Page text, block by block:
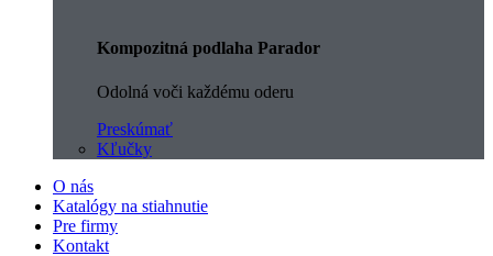
Kompozitná podlaha Parador
Odolná voči každému oderu
Preskúmať
Kľučky
O nás
Katalógy na stiahnutie
Pre firmy
Kontakt